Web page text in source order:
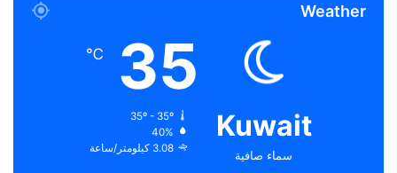
Weather
Kuwait
سماء صافية
35
℃
35º - 35º
40%
3.08 كيلومتر/ساعة